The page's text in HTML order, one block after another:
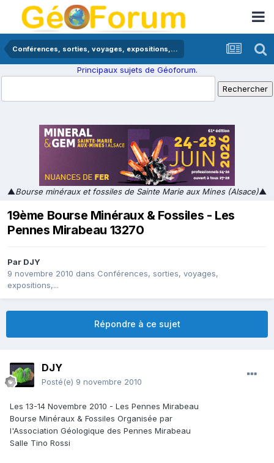
Conférences, sorties, voyages, expositions,...
Principaux sujets de Géoforum.
▲Bourse minéraux et fossiles de Sainte Marie aux Mines (Alsace)▲
19ème Bourse Minéraux & Fossiles - Les
Pennes Mirabeau 13270
Par DJY
9 novembre 2010 dans Conférences, sorties, voyages,
expositions,...
Répondre à ce sujet
DJY
Posté(e) 9 novembre 2010
Les 13-14 Novembre 2010 - Les Pennes Mirabeau
Bourse Minéraux & Fossiles Organisée par
l'Association Géologique des Pennes Mirabeau
Salle Tino Rossi